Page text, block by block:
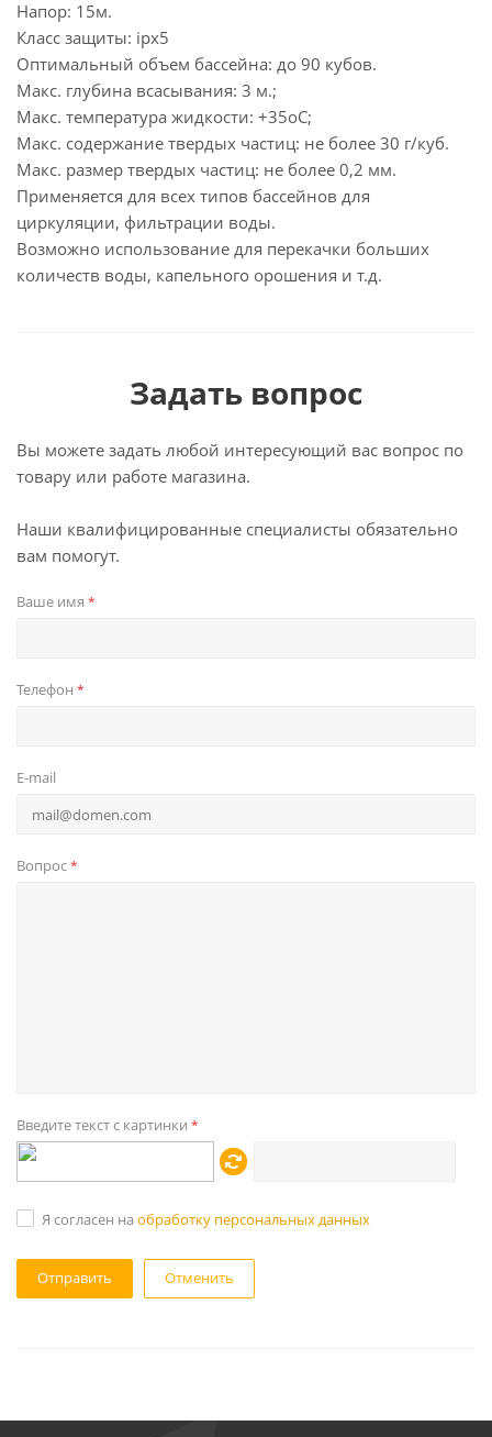
Напор: 15м.
Класс защиты: ipx5
Оптимальный объем бассейна: до 90 кубов.
Макс. глубина всасывания: 3 м.;
Макс. температура жидкости: +35оС;
Макс. содержание твердых частиц: не более 30 г/куб.
Макс. размер твердых частиц: не более 0,2 мм.
Применяется для всех типов бассейнов для
циркуляции, фильтрации воды.
Возможно использование для перекачки больших
количеств воды, капельного орошения и т.д.
Задать вопрос
Вы можете задать любой интересующий вас вопрос по
товару или работе магазина.
Наши квалифицированные специалисты обязательно
вам помогут.
Ваше имя *
Телефон *
E-mail
Вопрос*
Введите текст с картинки *
Я согласен на обработку персональных данных
Отменить